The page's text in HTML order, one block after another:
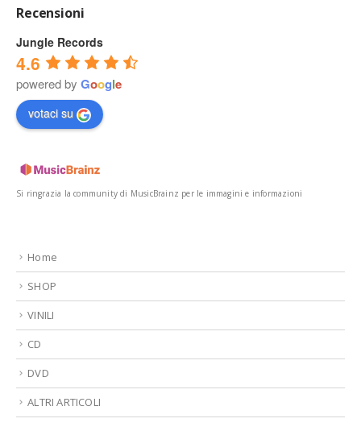
Recensioni
Jungle Records
4.6
powered by Google
votaci su
Si ringrazia la community di MusicBrainz per le immagini e informazioni
Home
SHOP
VINILI
CD
DVD
ALTRI ARTICOLI